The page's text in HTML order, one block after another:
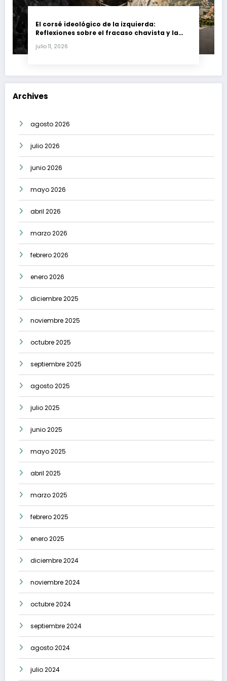
El corsé ideológico de la izquierda:
Reflexiones sobre el fracaso chavista y la
julio 11, 2026
Archives
agosto 2026
julio 2026
junio 2026
mayo 2026
abril 2026
marzo 2026
febrero 2026
enero 2026
diciembre 2025
noviembre 2025
octubre 2025
septiembre 2025
agosto 2025
julio 2025
junio 2025
mayo 2025
abril 2025
marzo 2025
febrero 2025
enero 2025
diciembre 2024
noviembre 2024
octubre 2024
septiembre 2024
agosto 2024
julio 2024